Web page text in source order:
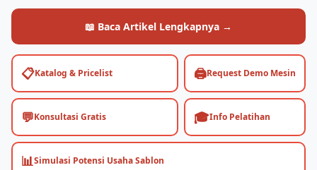
📖 Baca Artikel Lengkapnya →
📋Katalog & Pricelist 🖨️Request Demo Mesin
💬Konsultasi Gratis 🎓Info Pelatihan
📊Simulasi Potensi Usaha Sablon